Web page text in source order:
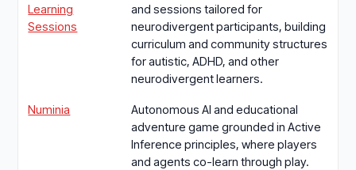
Learning
Sessions
and sessions tailored for
neurodivergent participants, building
curriculum and community structures
for autistic, ADHD, and other
neurodivergent learners.
Numinia
Autonomous AI and educational
adventure game grounded in Active
Inference principles, where players
and agents co-learn through play.